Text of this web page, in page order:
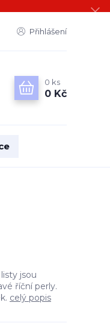
Přihlášení
0 ks
0 Kč
jsou
říční perly.
celý popis